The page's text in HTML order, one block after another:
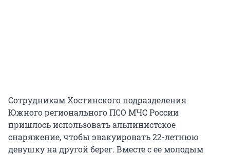
Сотрудникам Хостинского подразделения
Южного регионального ПСО МЧС России
пришлось использовать альпинистское
снаряжение, чтобы эвакуировать 22-летнюю
девушку на другой берег. Вместе с ее молодым